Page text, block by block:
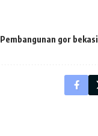
Pembangunan gor bekasi